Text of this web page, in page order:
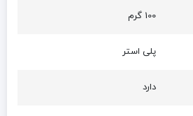
100 گرم
پلی استر
دارد